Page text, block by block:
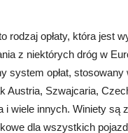
rodzaj opłaty, która jest
z niektórych dróg w
system opłat, stosowany
Austria, Szwajcaria,
i wiele innych. Winiety są
dla wszystkich